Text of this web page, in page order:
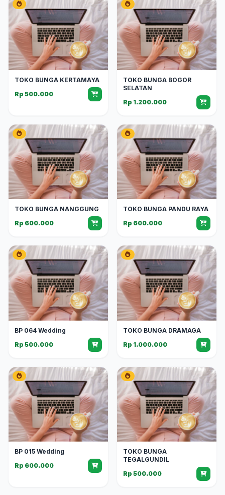
TOKO BUNGA KERTAMAYA
Rp 500.000
TOKO BUNGA BOGOR
SELATAN
Rp 1.200.000
TOKO BUNGA NANGGUNG
Rp 600.000
TOKO BUNGA PANDU RAYA
Rp 600.000
BP 064 Wedding
Rp 500.000
TOKO BUNGA DRAMAGA
Rp 1.000.000
BP 015 Wedding
Rp 600.000
TOKO BUNGA
TEGALGUNDIL
Rp 500.000